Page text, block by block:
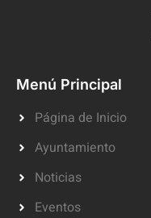
Menú Principal
Página de Inicio
Ayuntamiento
Noticias
Eventos